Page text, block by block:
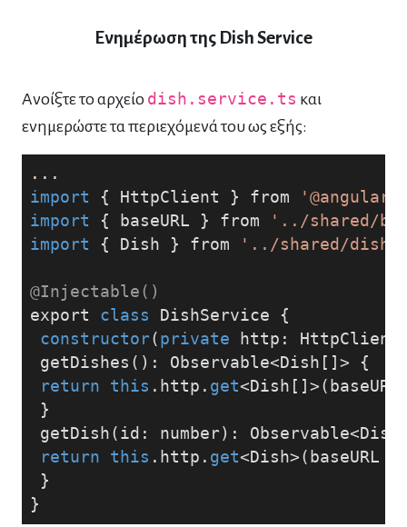
Ενημέρωση της Dish Service
Ανοίξτε το αρχείο dish.service.ts και
ενημερώστε τα περιεχόμενά του ως εξής:
...
import { HttpClient } from
'@angular/
import { baseURL } from
'../shared/
import { Dish } from '../shared/dish'
@Injectable()
export class DishService
{
constructor( private http:
getDishes(): Observable<Dish[]> {
return
this .http. get
}
getDish(id: number):
return
this .http. get<Dish>(baseURL
}
}